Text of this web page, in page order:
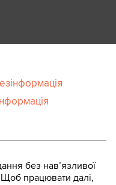
без навʼязливої
працювати далі,